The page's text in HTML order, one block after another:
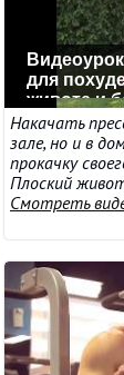
для
животе и
Накачать
зале, но и в
прокачку
Плоский
Смотреть